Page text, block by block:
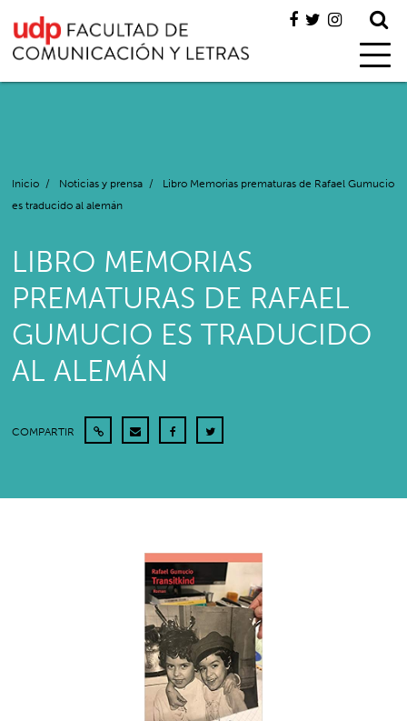
Inicio / Noticias y prensa /
Libro Memorias prematuras de Rafael Gumucio
es traducido al alemán
LIBRO MEMORIAS
PREMATURAS DE RAFAEL
GUMUCIO ES TRADUCIDO
AL ALEMÁN
COMPARTIR